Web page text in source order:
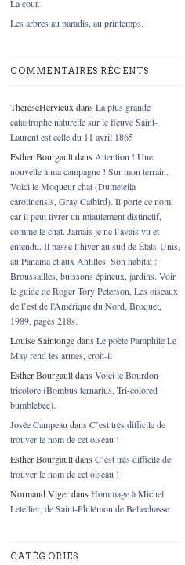
La cour.
Les arbres au paradis, au printemps.
COMMENTAIRES RÉCENTS
ThereseHervieux dans La plus grande
catastrophe naturelle sur le fleuve Saint-
Laurent est celle du 11 avril 1865
Esther Bourgaultdans Attention ! Une
nouvelle à ma campagne ! Sur mon terrain.
Voici le Moqueur chat (Dumetella
carolinensis, Gray Catbird). Il porte ce nom,
car il peut livrer un miaulement distinctif,
comme le chat. Jamais je ne l’avais vu et
entendu. Il passe l’hiver au sud de États-Unis,
au Panama et aux Antilles. Son habitat :
Broussailles, buissons épineux, jardins. Voir
le guide de Roger Tory Peterson, Les oiseaux
de l’est de l’Amérique du Nord, Broquet,
1989, pages 218s.
Louise Saintongedans Le poète Pamphile Le
May rend les armes, croit-il
Esther Bourgaultdans Voici le Bourdon
tricolore (Bombus ternarius, Tri-colored
bumblebee).
Josée Campeau dans C’est très difficile de
trouver le nom de cet oiseau !
Esther Bourgaultdans C’est très difficile de
trouver le nom de cet oiseau !
Normand Vigerdans Hommage à Michel
Letellier, de Saint-Philémon de Bellechasse
CATÉGORIES